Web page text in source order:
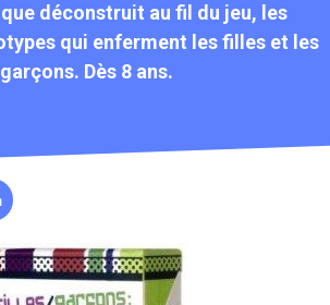
déconstruit au fil du jeu, les
qui enferment les filles et les
garçons. Dès 8 ans.